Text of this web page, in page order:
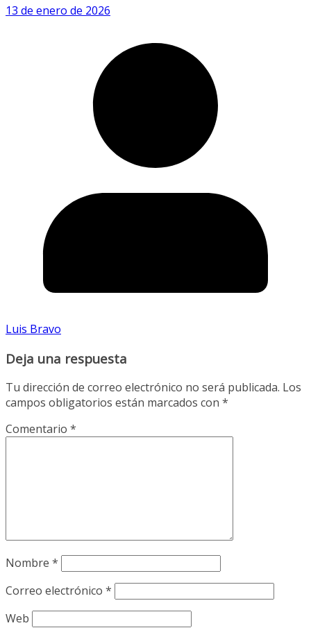
13 de enero de 2026
Luis Bravo
Deja una respuesta
Tu dirección de correo electrónico no será publicada. Los
campos obligatorios están marcados con *
Comentario *
Nombre *
Correo electrónico *
Web